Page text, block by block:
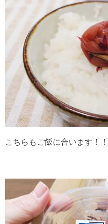
こちらもご飯に合います！！